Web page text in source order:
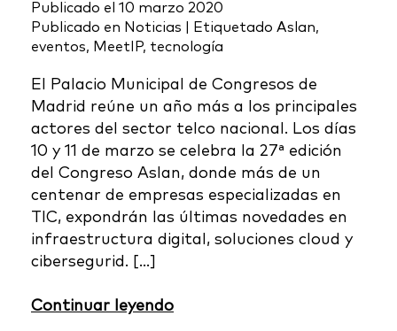
Publicado el 10 marzo 2020
Publicado en Noticias Etiquetado Aslan,
eventos, MeetIP, tecnología
El Palacio Municipal de Congresos de
Madrid reúne un año más a los principales
actores del sector telco nacional. Los días
10 y 11 de marzo se celebra la 27ª edición
del Congreso Aslan, donde más de un
centenar de empresas especializadas en
TIC, expondrán las últimas novedades en
infraestructura digital, soluciones cloud y
cibersegurid. […]
Continuar leyendo